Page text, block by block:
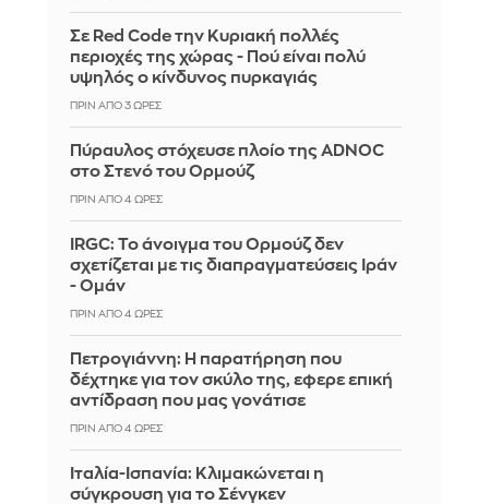
Σε Red Code την Κυριακή πολλές
περιοχές της χώρας - Πού είναι πολύ
υψηλός ο κίνδυνος πυρκαγιάς
ΠΡΙΝ ΑΠΌ 3 ΏΡΕΣ
Πύραυλος στόχευσε πλοίο της ADNOC
στο Στενό του Ορμούζ
ΠΡΙΝ ΑΠΌ 4 ΏΡΕΣ
IRGC: Το άνοιγμα του Ορμούζ δεν
σχετίζεται με τις διαπραγματεύσεις Ιράν
- Ομάν
ΠΡΙΝ ΑΠΌ 4 ΏΡΕΣ
Πετρογιάννη: Η παρατήρηση που
δέχτηκε για τον σκύλο της, εφερε επική
αντίδραση που μας γονάτισε
ΠΡΙΝ ΑΠΌ 4 ΏΡΕΣ
Ιταλία-Ισπανία: Κλιμακώνεται η
σύγκρουση για το Σένγκεν